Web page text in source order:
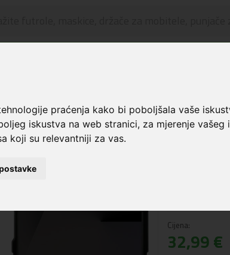
praćenja kako bi poboljšala vaše
iskustva na web stranici, za mjerenje vašeg
koji su relevantniji za vas. Karl
Cijena:
32,99 €